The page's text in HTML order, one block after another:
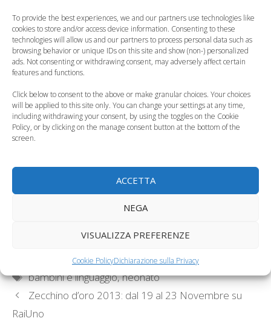
To provide the best experiences, we and our partners use technologies like
cookies to store and/or access device information. Consenting to these
technologies will allow us and our partners to process personal data such as
browsing behavior or unique IDs on this site and show (non-) personalized
ads. Not consenting or withdrawing consent, may adversely affect certain
features and functions.
Click below to consent to the above or make granular choices. Your choices
will be applied to this site only. You can change your settings at any time,
including withdrawing your consent, by using the toggles on the Cookie
Policy, or by clicking on the manage consent button at the bottom of the
screen.
ACCETTA
NEGA
VISUALIZZA PREFERENZE
Cookie PolicyDichiarazione sulla Privacy
sorridono?
mese
Fertilità, lo stress
non influenza il
concepimento
Ristorante bresciano
vietato ai bambini:
torna il…
le politiche per le
Curiosità, News, ecc.
Tag
bambini e linguaggio,neonato
Zecchino d’oro 2013: dal 19 al 23 Novembre su
RaiUno